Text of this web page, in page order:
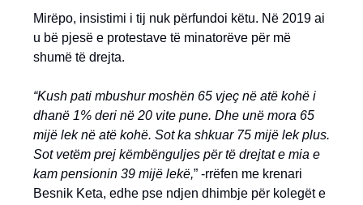
Mirëpo, insistimi i tij nuk përfundoi këtu. Në 2019 ai
u bë pjesë e protestave të minatorëve për më
shumë të drejta.
“Kush pati mbushur moshën 65 vjeç në atë kohë i
dhanë 1% deri në 20 vite pune. Dhe unë mora 65
mijë lek në atë kohë. Sot ka shkuar 75 mijë lek plus.
Sot vetëm prej këmbënguljes për të drejtat e mia e
kam pensionin 39 mijë lekë,” -rrëfen me krenari
Besnik Keta, edhe pse ndjen dhimbje për kolegët e